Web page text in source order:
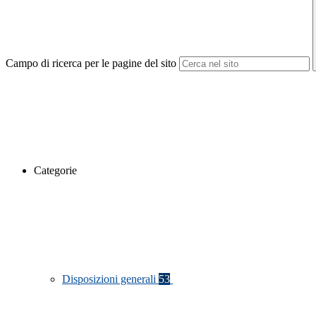
Campo di ricerca per le pagine del sito
Categorie
Disposizioni generali 53